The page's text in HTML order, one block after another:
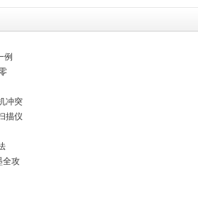
例
冲突
描仪
全攻